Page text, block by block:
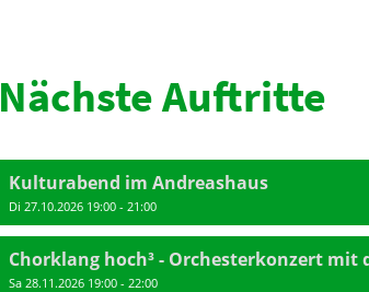
Nächste Auftritte
Kulturabend im Andreashaus
Di 27.10.2026 19:00 - 21:00
Chorklang hoch³ - Orchesterkonzert mit
Sa 28.11.2026 19:00 - 22:00